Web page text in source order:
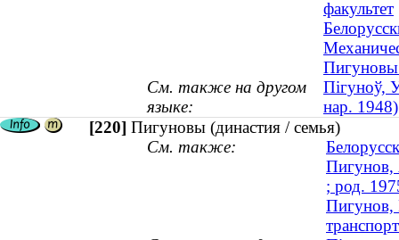
факультет
Пигуновы
См. также на другом
языке:
Пігуноў,
нар. 1948)
[220] Пигуновы (династия / семья)
См. также:
Пигунов,
; род.
Пигунов,